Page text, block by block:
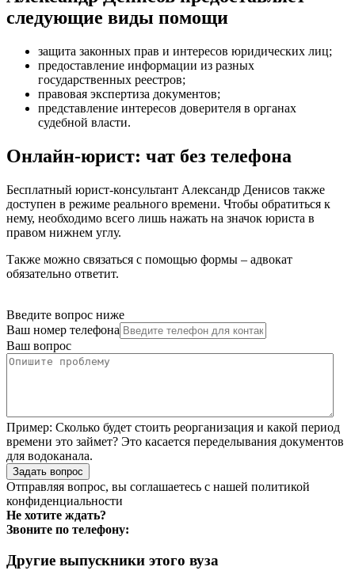
следующие виды помощи
защита законных прав и интересов юридических лиц;
предоставление информации из разных
государственных реестров;
правовая экспертиза документов;
представление интересов доверителя в органах
судебной власти.
Онлайн-юрист: чат без телефона
Бесплатный юрист-консультант Александр Денисов также
доступен в режиме реального времени. Чтобы обратиться к
нему, необходимо всего лишь нажать на значок юриста в
правом нижнем углу.
Также можно связаться с помощью формы – адвокат
обязательно ответит.
Введите вопрос ниже
Ваш номер телефона
Ваш вопрос
Пример: Сколько будет стоить реорганизация и какой период
времени это займет? Это касается переделывания документов
для водоканала.
Задать вопрос
Отправляя вопрос, вы соглашаетесь с нашей политикой
конфиденциальности
Не хотите ждать?
Звоните по телефону:
Другие выпускники этого вуза